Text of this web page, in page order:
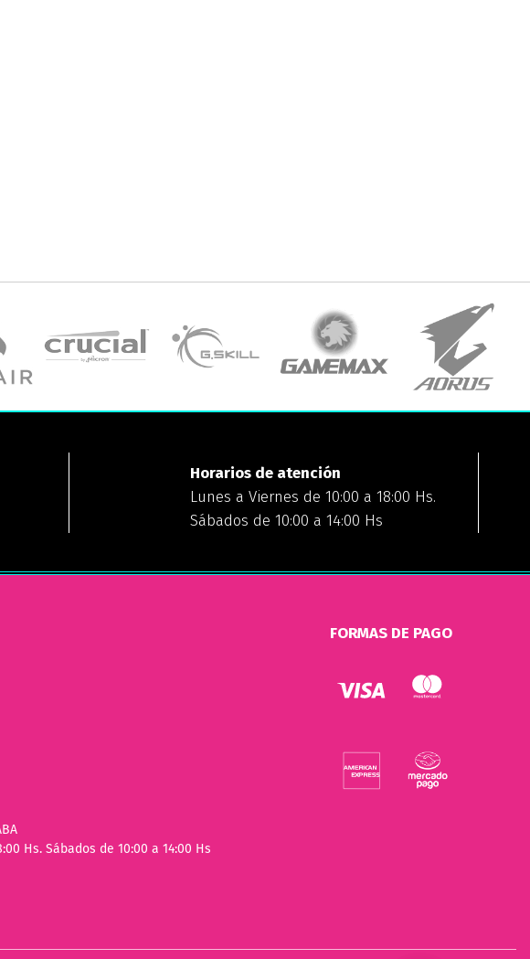
Horarios de atención
Lunes a Viernes de 10:00 a 18:00 Hs.
Sábados de 10:00 a 14:00 Hs
Hs. Sábados de 10:00 a 14:00 Hs
FORMAS DE PAGO